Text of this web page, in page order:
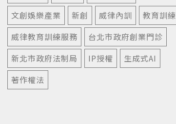
文創娛樂產業
新創 威律內訓
教育訓練
威律教育訓練服務
台北市政府創業門診
新北市政府法制局
IP授權
生成式AI
著作權法